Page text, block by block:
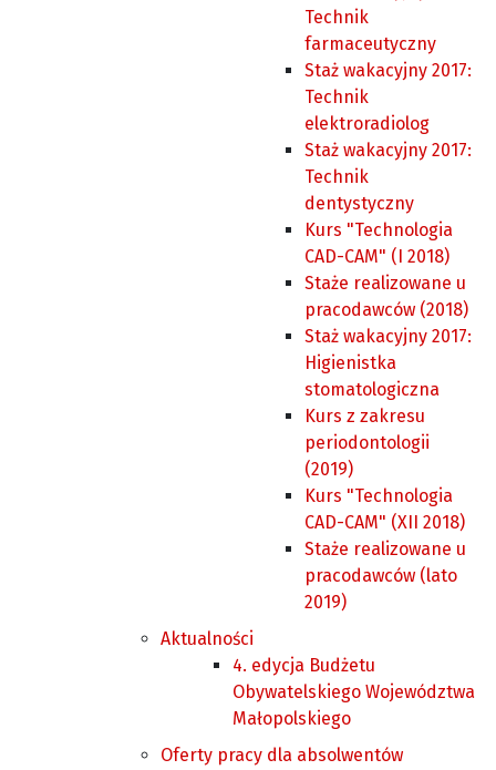
Technik
farmaceutyczny
Staż wakacyjny 2017:
Technik
elektroradiolog
Staż wakacyjny 2017:
Technik
dentystyczny
Kurs "Technologia
CAD-CAM" (I 2018)
Staże realizowane u
pracodawców (2018)
Staż wakacyjny 2017:
Higienistka
stomatologiczna
Kurs z zakresu
periodontologii
(2019)
Kurs "Technologia
CAD-CAM" (XII 2018)
Staże realizowane u
pracodawców (lato
2019)
Aktualności
4. edycja Budżetu
Obywatelskiego Województwa
Małopolskiego
Oferty pracy dla absolwentów